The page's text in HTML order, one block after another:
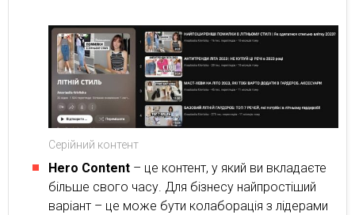
Серійний контент
Hero Content – це контент, у який ви вкладаєте
більше свого часу. Для бізнесу найпростіший
варіант – це може бути колаборація з лідерами